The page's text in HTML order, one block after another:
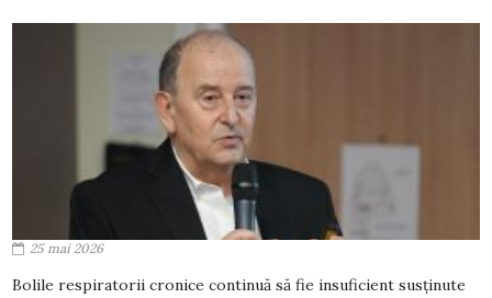
25 mai 2026
Bolile respiratorii cronice continuă să fie insuficient susținute